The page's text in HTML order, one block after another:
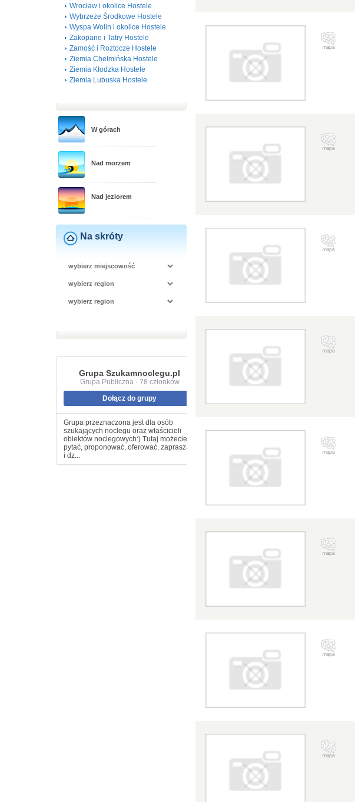
Wrocław i okolice Hostele
Wybrzeże Środkowe Hostele
Wyspa Wolin i okolice Hostele
Zakopane i Tatry Hostele
Zamość i Roztocze Hostele
Ziemia Chełmińska Hostele
Ziemia Kłodzka Hostele
Ziemia Lubuska Hostele
W górach
Nad morzem
Nad jeziorem
Na skróty
Grupa Szukamnoclegu.pl
Grupa Publiczna · 78 członków
Dołącz do grupy
Grupa przeznaczona jest dla osób
szukających noclegu oraz właścicieli
obiektów noclegowych:) Tutaj możecie
pytać, proponować, oferować, zapraszać
i dz...